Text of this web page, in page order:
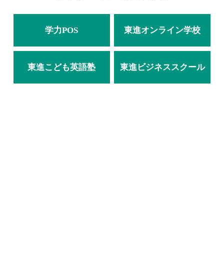
学力POS 東進オンライン学校
東進こども英語塾 東進ビジネススクール